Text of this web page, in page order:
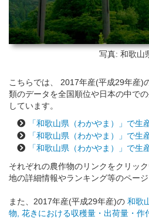
写真: 和歌山
こちらでは、 2017年産(平成29年産)
類のデータを全国順位や日本の中で
しています。
「和歌山県（わかやま）」で生
「和歌山県（わかやま）」で生
「和歌山県（わかやま）」で生
それぞれの農作物のリンクをクリッ
地の詳細情報やランキング等のページ
また、2017年産(平成29年産)の 和歌
物, 花きにおける収穫量・出荷量・作